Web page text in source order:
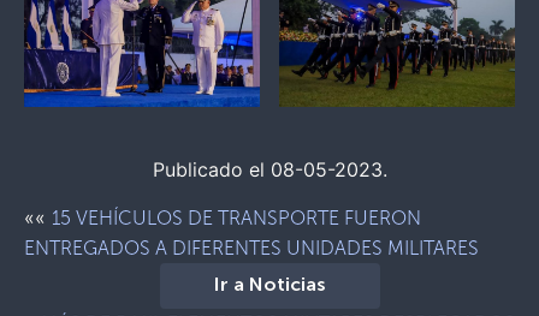
Publicado el 08-05-2023.
«« 15 VEHÍCULOS DE TRANSPORTE FUERON
ENTREGADOS A DIFERENTES UNIDADES MILITARES
Ir a Noticias